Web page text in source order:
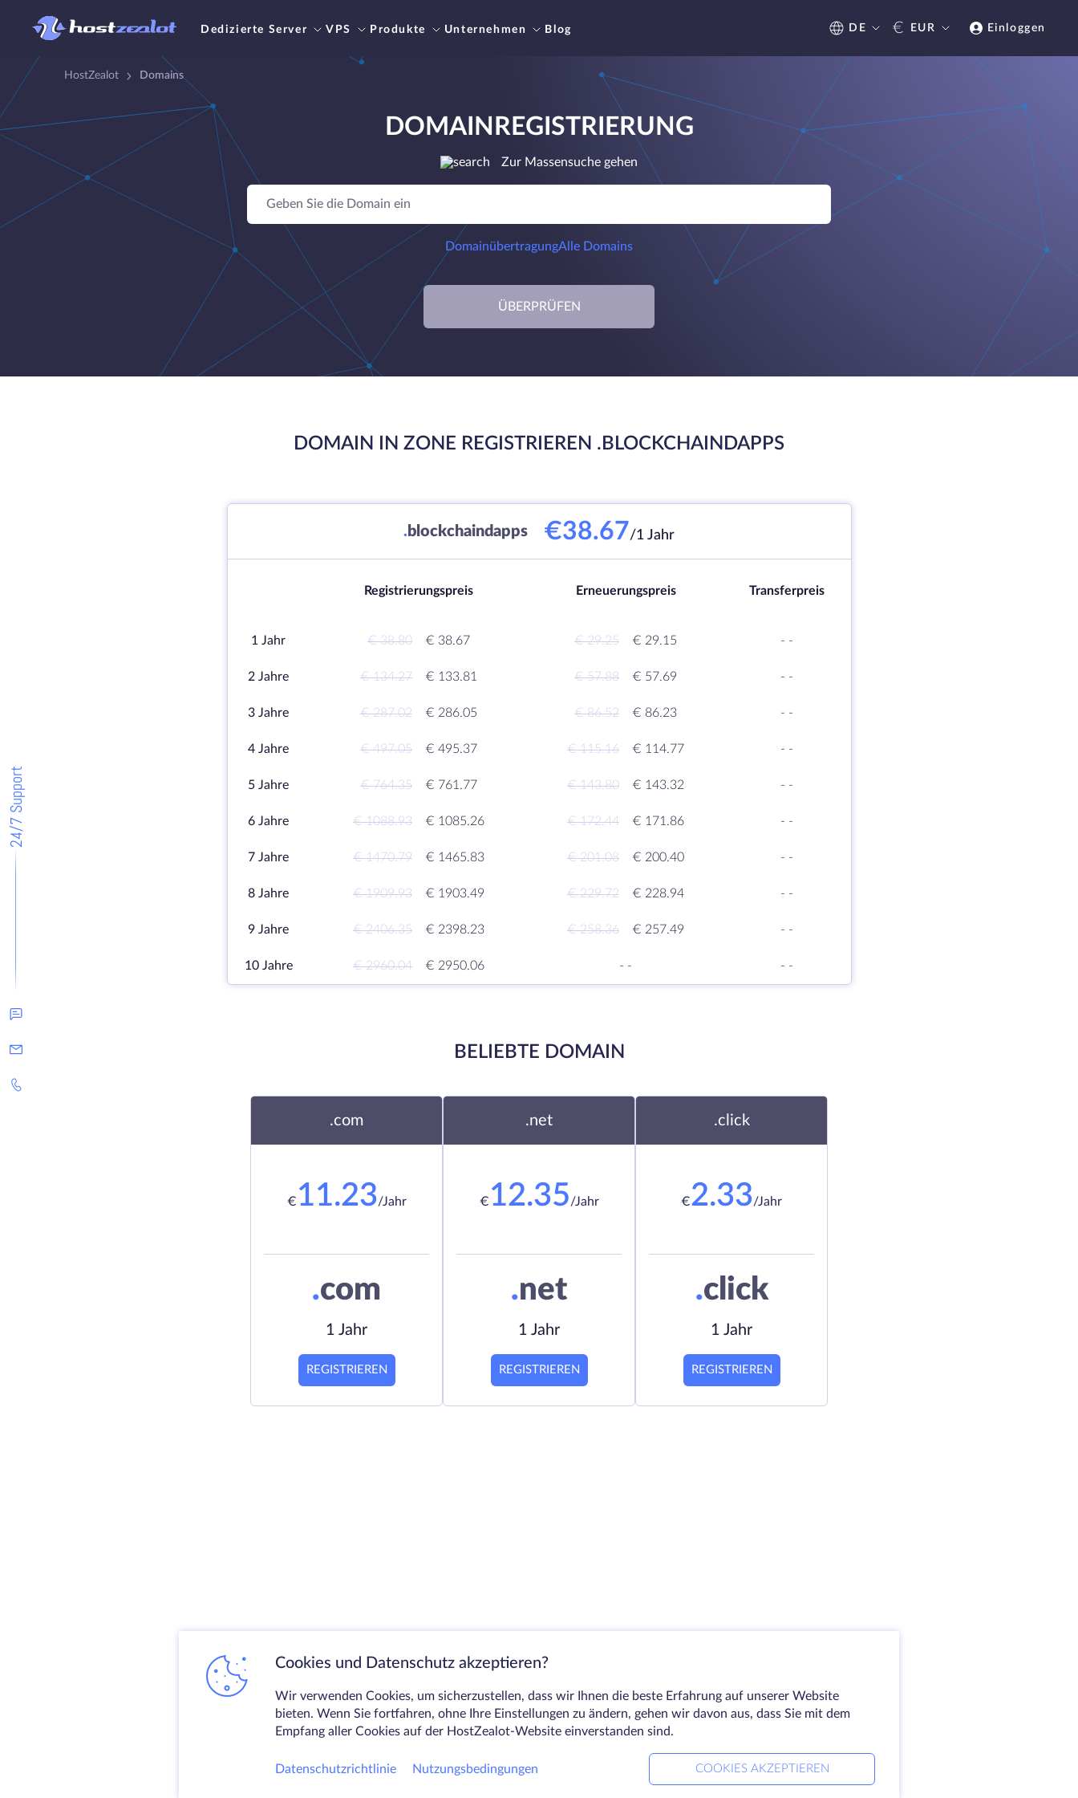
Dedizierte Server VPS Produkte Unternehmen Blog DE € EUR Einloggen
24/7 Support
HostZealot Domains
DOMAINREGISTRIERUNG
Zur Massensuche gehen
DomainübertragungAlle Domains
ÜBERPRÜFEN
DOMAIN IN ZONE REGISTRIEREN .BLOCKCHAINDAPPS
. blockchaindapps €38.67/1 Jahr
Registrierungspreis Erneuerungspreis Transferpreis
1 Jahr € 38.80 € 38.67 € 29.25 € 29.15 - -
2 Jahre € 134.27 € 133.81 € 57.88 € 57.69 - -
3 Jahre € 287.02 € 286.05 € 86.52 € 86.23 - -
4 Jahre € 497.05 € 495.37 € 115.16 € 114.77 - -
5 Jahre € 764.35 € 761.77 € 143.80 € 143.32 - -
6 Jahre € 1088.93 € 1085.26 € 172.44 € 171.86 - -
7 Jahre € 1470.79 € 1465.83 € 201.08 € 200.40 - -
8 Jahre € 1909.93 € 1903.49 € 229.72 € 228.94 - -
9 Jahre € 2406.35 € 2398.23 € 258.36 € 257.49 - -
10 Jahre € 2960.04 € 2950.06 - - - -
BELIEBTE DOMAIN
.com
€ 11.23/Jahr
.com
1 Jahr
REGISTRIEREN
.net
€ 12.35/Jahr
.net
1 Jahr
REGISTRIEREN
.click
€2.33/Jahr
.click
1 Jahr
REGISTRIEREN
Cookies und Datenschutz akzeptieren?
Wir verwenden Cookies, um sicherzustellen, dass wir Ihnen die beste Erfahrung auf unserer Website
bieten. Wenn Sie fortfahren, ohne Ihre Einstellungen zu ändern, gehen wir davon aus, dass Sie mit dem
Empfang aller Cookies auf der HostZealot-Website einverstanden sind.
Datenschutzrichtlinie Nutzungsbedingungen COOKIES AKZEPTIEREN